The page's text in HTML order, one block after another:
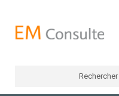
Rechercher